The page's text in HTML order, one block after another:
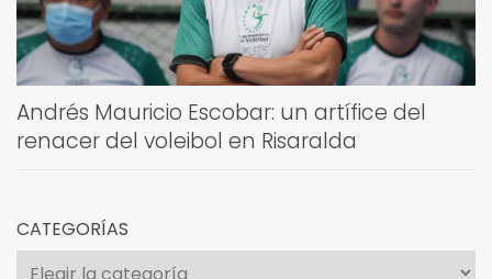
Andrés Mauricio Escobar: un artífice del
renacer del voleibol en Risaralda
CATEGORÍAS
Categorías